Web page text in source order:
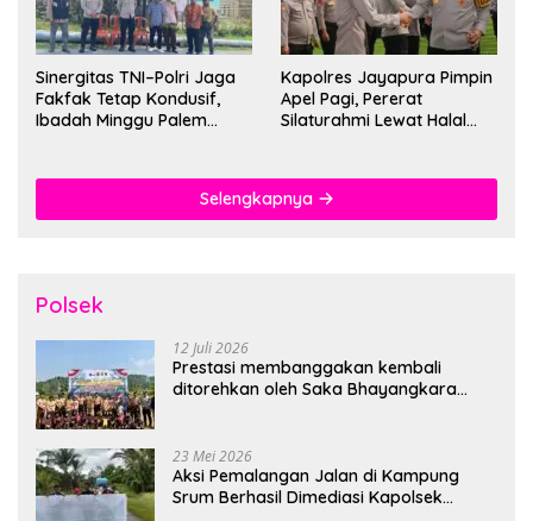
Sinergitas TNI–Polri Jaga
Fakfak Tetap Kondusif,
Ibadah Minggu Palem
Kapolres Jayapura Pimpin
Apel Pagi, Pererat
Silaturahmi Lewat Halal
Selengkapnya
Polsek
12 Juli 2026
Prestasi membanggakan kembali
ditorehkan oleh Saka Bhayangkara
23 Mei 2026
Aksi Pemalangan Jalan di Kampung
Srum Berhasil Dimediasi Kapolsek